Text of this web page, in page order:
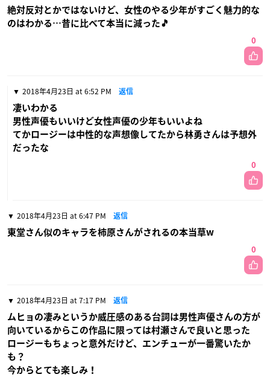
絶対反対とかではないけど、女性のやる少年がすごく魅力的な
のはわかる…昔に比べて本当に減った🎵
0
2018年4月23日 at 6:52 PM 返信
凄いわかる
男性声優もいいけど女性声優の少年もいいよね
てかロージーは中性的な声想像してたから林勇さんは予想外
だったな
0
2018年4月23日 at 6:47 PM 返信
東堂さん似のキャラを柿原さんがされるの本当草w
0
2018年4月23日 at 7:17 PM 返信
ムヒョの凄みというか威圧感のある台詞は男性声優さんの方が
向いているからこの作品に限っては村瀬さんで良いと思った
ロージーもちょっと意外だけど、エンチューが一番驚いたか
も？
今からとても楽しみ！